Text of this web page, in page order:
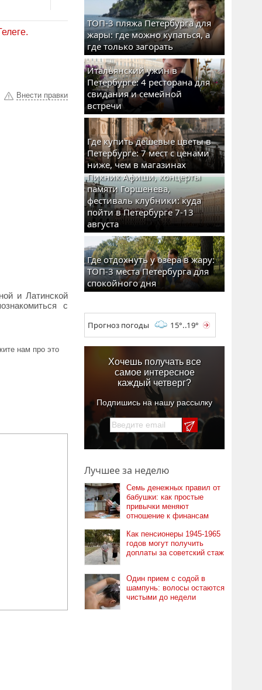
Внести правки
и Латинской
с
нам про это
ТОП-3 пляжа Петербурга для
жары: где можно купаться, а
где только загорать
Итальянский ужин в
Петербурге: 4 ресторана для
свидания и семейной
встречи
Где купить дешевые цветы в
Петербурге: 7 мест с ценами
ниже, чем в магазинах
Пикник Афиши, концерты
памяти Горшенева,
фестиваль клубники: куда
пойти в Петербурге 7-13
августа
Где отдохнуть у озера в жару:
ТОП-3 места Петербурга для
спокойного дня
Прогноз погоды 15°..19°
Хочешь получать все
самое интересное
каждый четверг?
Подпишись на нашу рассылку
Лучшее за неделю
Семь денежных правил от
бабушки: как простые
привычки меняют
отношение к финансам
Как пенсионеры 1945-1965
годов могут получить
доплаты за советский стаж
Один прием с содой в
шампунь: волосы остаются
чистыми до недели